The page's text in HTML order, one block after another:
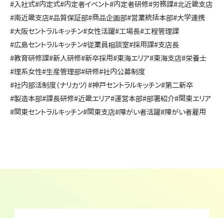
#入社式#内定式#内定者イベント#内定者研修#労務課#北近畿支店
#南近畿支店#品質保証部#商品企画部#営業統括本部#大学連携
#大阪セントラルキッチン#女性活躍#工場長#工程管理課
#広島セントラルキッチン#従業員相談室#採用課#支店長
#教育研修課#新人研修#新卒採用#東海エリア#東海支店#栄養士
#理系女性#生産管理部#研修#社内公募制度
#社内部活制度（ナリカツ） #神戸セントラルキッチン#第二新卒
#製造本部#課長研修#近畿エリア#運営本部#部署紹介#関東エリア
#関東セントラルキッチン#関東支店#障がい者活躍#障がい者雇用